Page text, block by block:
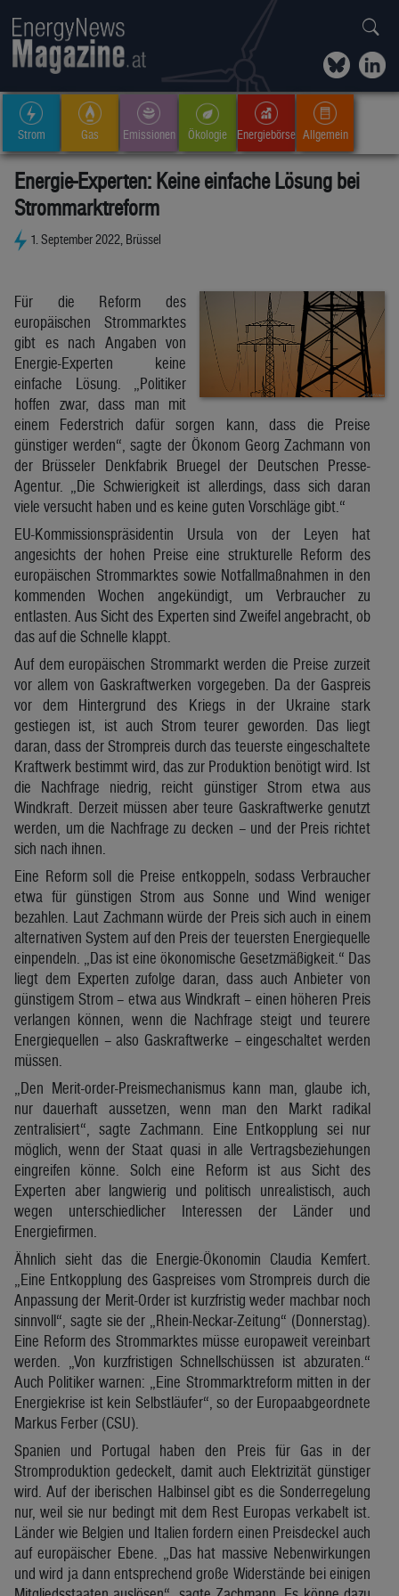
Strom Gas Emissionen Ökologie Energiebörse Allgemein
Energie-Experten: Keine einfache Lösung bei
Strommarktreform
1. September 2022, Brüssel
Für die Reform des
europäischen Strommarktes
gibt es nach Angaben von
Energie-Experten keine
einfache Lösung. „Politiker
hoffen zwar, dass man mit
einem Federstrich dafür sorgen kann, dass die Preise
günstiger werden“, sagte der Ökonom Georg Zachmann von
der Brüsseler Denkfabrik Bruegel der Deutschen Presse-
Agentur. „Die Schwierigkeit ist allerdings, dass sich daran
viele versucht haben und es keine guten Vorschläge gibt.“
EU-Kommissionspräsidentin Ursula von der Leyen hat
angesichts der hohen Preise eine strukturelle Reform des
europäischen Strommarktes sowie Notfallmaßnahmen in den
kommenden Wochen angekündigt, um Verbraucher zu
entlasten. Aus Sicht des Experten sind Zweifel angebracht, ob
das auf die Schnelle klappt.
Auf dem europäischen Strommarkt werden die Preise zurzeit
vor allem von Gaskraftwerken vorgegeben. Da der Gaspreis
vor dem Hintergrund des Kriegs in der Ukraine stark
gestiegen ist, ist auch Strom teurer geworden. Das liegt
daran, dass der Strompreis durch das teuerste eingeschaltete
Kraftwerk bestimmt wird, das zur Produktion benötigt wird. Ist
die Nachfrage niedrig, reicht günstiger Strom etwa aus
Windkraft. Derzeit müssen aber teure Gaskraftwerke genutzt
werden, um die Nachfrage zu decken – und der Preis richtet
sich nach ihnen.
Eine Reform soll die Preise entkoppeln, sodass Verbraucher
etwa für günstigen Strom aus Sonne und Wind weniger
bezahlen. Laut Zachmann würde der Preis sich auch in einem
alternativen System auf den Preis der teuersten Energiequelle
einpendeln. „Das ist eine ökonomische Gesetzmäßigkeit.“ Das
liegt dem Experten zufolge daran, dass auch Anbieter von
günstigem Strom – etwa aus Windkraft – einen höheren Preis
verlangen können, wenn die Nachfrage steigt und teurere
Energiequellen – also Gaskraftwerke – eingeschaltet werden
müssen.
„Den Merit-order-Preismechanismus kann man, glaube ich,
nur dauerhaft aussetzen, wenn man den Markt radikal
zentralisiert“, sagte Zachmann. Eine Entkopplung sei nur
möglich, wenn der Staat quasi in alle Vertragsbeziehungen
eingreifen könne. Solch eine Reform ist aus Sicht des
Experten aber langwierig und politisch unrealistisch, auch
wegen unterschiedlicher Interessen der Länder und
Energiefirmen.
Ähnlich sieht das die Energie-Ökonomin Claudia Kemfert.
„Eine Entkopplung des Gaspreises vom Strompreis durch die
Anpassung der Merit-Order ist kurzfristig weder machbar noch
sinnvoll“, sagte sie der „Rhein-Neckar-Zeitung“ (Donnerstag).
Eine Reform des Strommarktes müsse europaweit vereinbart
werden. „Von kurzfristigen Schnellschüssen ist abzuraten.“
Auch Politiker warnen: „Eine Strommarktreform mitten in der
Energiekrise ist kein Selbstläufer“, so der Europaabgeordnete
Markus Ferber (CSU).
Spanien und Portugal haben den Preis für Gas in der
Stromproduktion gedeckelt, damit auch Elektrizität günstiger
wird. Auf der iberischen Halbinsel gibt es die Sonderregelung
nur, weil sie nur bedingt mit dem Rest Europas verkabelt ist.
Länder wie Belgien und Italien fordern einen Preisdeckel auch
auf europäischer Ebene. „Das hat massive Nebenwirkungen
und wird ja dann entsprechend große Widerstände bei einigen